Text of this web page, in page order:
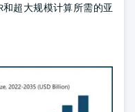
和超大规模计算所需的亚